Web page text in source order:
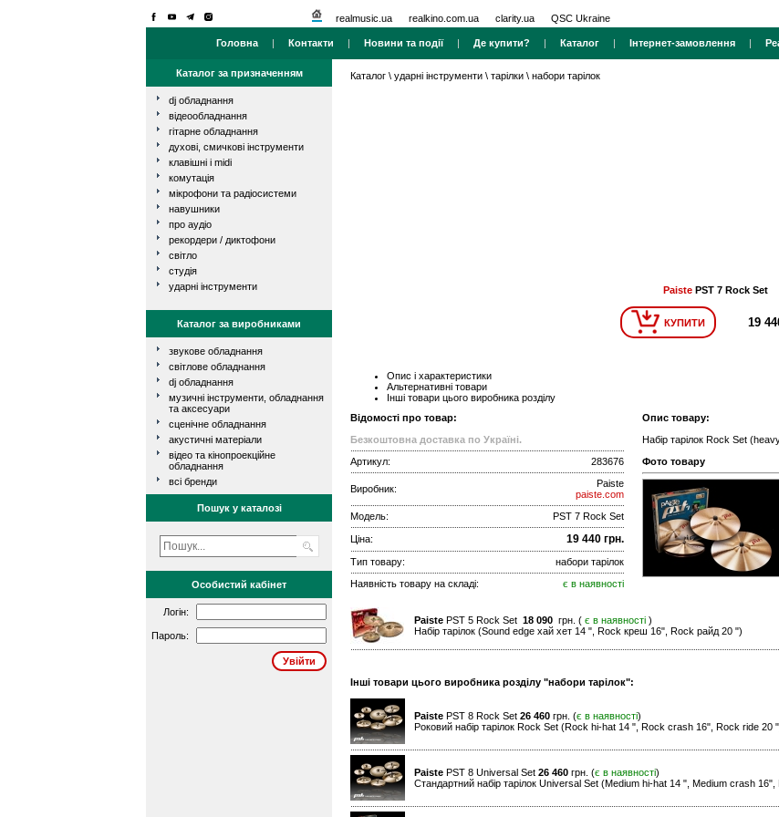
realmusic.ua realkino.com.ua clarity.ua QSC Ukraine
Головна | Контакти | Новини та події| Де купити? | Каталог | Інтернет-замовлення |
Каталог за призначенням
dj обладнання
відеообладнання
гітарне обладнання
духові, смичкові інструменти
клавішні і midi
комутація
мікрофони та радіосистеми
навушники
про аудіо
рекордери / диктофони
світло
студія
ударні інструменти
Каталог за виробниками
звукове обладнання
світлове обладнання
dj обладнання
музичні інструменти, обладнання
та аксесуари
сценічне обладнання
акустичні матеріали
відео та кінопроекційне
обладнання
всі бренди
Пошук у каталозі
Особистий кабінет
Логін:
Пароль:
Каталог \ ударні інструменти \ тарілки \ набори тарілок
PaistePST 7 Rock Set
КУПИТИ 19
Опис і характеристики
Альтернативні товари
Інші товари цього виробника розділу
Відомості про товар:
Безкоштовна доставка по Україні.
Артикул:
283676
Виробник:
Paiste
paiste.com
Модель:
PST 7 Rock Set
Ціна: 19 440 грн.
Тип товару:
набори тарілок
Наявність товару на складі:
є в наявності
Опис товару:
Набір тарілок Rock Set
Фото товару
Paiste PST 5 Rock Set 18 090 грн. ( є в наявності )
Набір тарілок (Sound edge хай хет 14 ", Rock креш 16", Rock райд 20 ")
Інші товари цього виробника розділу "набори тарілок":
Paiste PST 8 Rock Set 26 460 грн. (є в наявності)
Роковий набір тарілок Rock Set (Rock hi-hat 14 ", Rock crash 16", Rock ride 20
Paiste PST 8 Universal Set 26 460 грн. (є в наявності)
Стандартний набір тарілок Universal Set (Medium hi-hat 14 ", Medium crash